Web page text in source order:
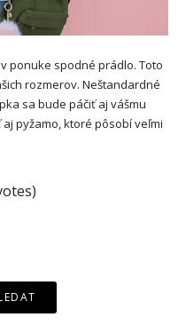
ponuke spodné prádlo. Toto
rozmerov. Neštandardné
sa bude páčiť aj vášmu
pyžamo, ktoré pôsobí veľmi